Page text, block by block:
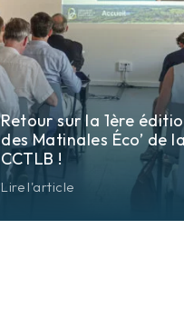
Retour sur la 1ère
des Matinales Éco’ de la
CCTLB !
Lire l'article